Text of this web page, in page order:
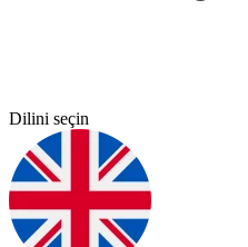
Dilini seçin